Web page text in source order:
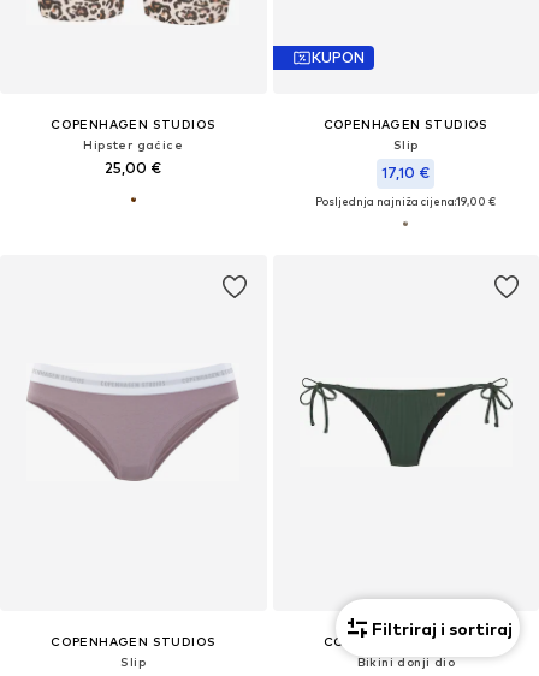
COPENHAGEN STUDIOS
Hipster gaćice
25,00 €
KUPON
COPENHAGEN STUDIOS
Slip
17,10 €
Posljednja najniža cijena:19,00 €
COPENHAGEN STUDIOS
Slip
COPENHAGEN STUDIOS
Bikini donji dio
Filtriraj i sortiraj